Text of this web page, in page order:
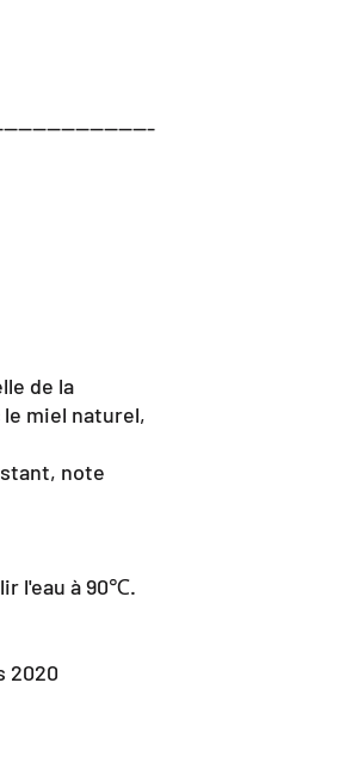
de la
miel naturel,
note
l'eau à 90℃.
2020